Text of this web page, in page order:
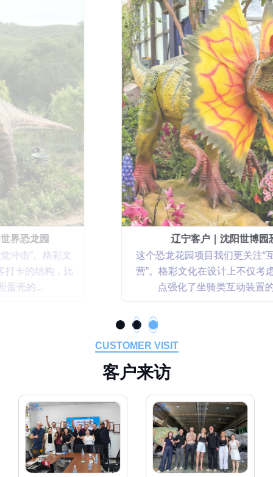
辽宁客户｜沈阳世博园恐龙花园
这个恐龙花园项目我们更关注“互动性和可持续运
营”。格彩文化在设计上不仅考虑视觉效果，还重
点强化了坐骑类互动装置的安全性和...
CUSTOMER VISIT
客户来访